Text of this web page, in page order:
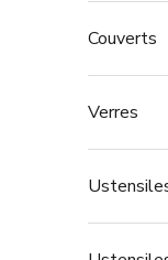
Couverts
Verres